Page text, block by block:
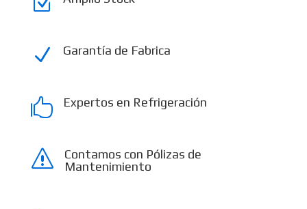
N Garantía de Fabrica
 Expertos en Refrigeración
s
Contamos con Pólizas de
Mantenimiento